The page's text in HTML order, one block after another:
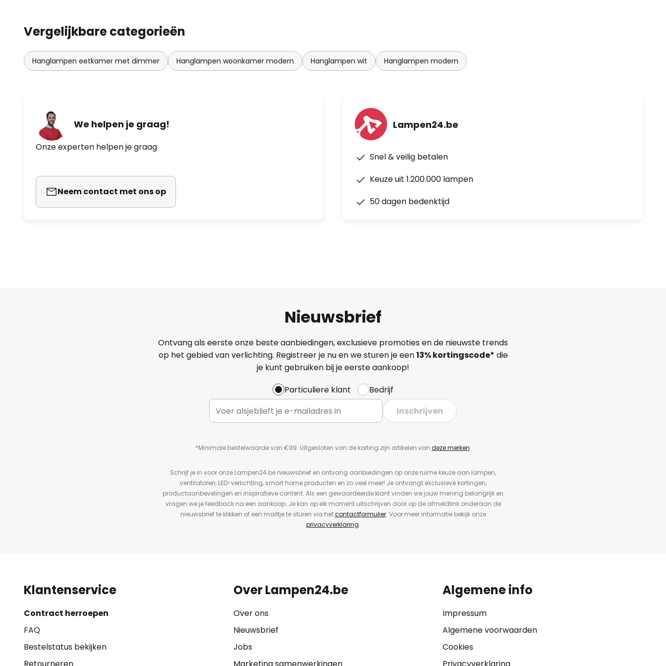
Vergelijkbare categorieën
Hanglampen eetkamer met dimmer Hanglampen woonkamer modern Hanglampen wit Hanglampen modern
We helpen je graag!
Onze experten helpen je graag
Neem contact met ons op
Lampen24.be
Snel & veilig betalen
Keuze uit 1.200.000 lampen
50 dagen bedenktijd
Nieuwsbrief
Ontvang als eerste onze beste aanbiedingen, exclusieve promoties en de nieuwste trends
op het gebied van verlichting. Registreer je nu en we sturen je een13%kortingscode* die
je kunt gebruiken bij je eerste aankoop!
Particuliere klant
Bedrijf
Inschrijven
*Minimale bestelwaarde van €99. Uitgesloten van de korting zijn artikelen van deze merken.
Schrijf je in voor onze Lampen24.be nieuwsbrief en ontvang aanbiedingen op onze ruime keuze aan lampen,
ventilatoren, LED-verlichting, smart home producten en zo veel meer! Je ontvangt exclusieve kortingen,
productaanbevelingen en inspiratieve content. Als een gewaardeerde klant vinden we jouw mening belangrijk en
vragen we je feedback na een aankoop. Je kan op elk moment uitschrijven door op de afmeldlink onderaan de
nieuwsbrief te klikken of een mailtje te sturen via hetcontactformulier. Voor meer informatie bekijk onze
privacyverklaring.
Klantenservice
Contract herroepen
FAQ
Bestelstatus bekijken
Over Lampen24.be
Over ons
Nieuwsbrief
Jobs
Algemene info
Impressum
Algemene voorwaarden
Cookies